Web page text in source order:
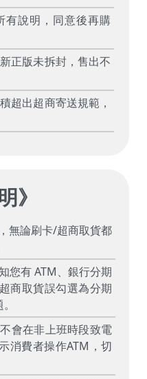
有說明，同意後再購
正版未拆封，售出不
超出超商寄送規範，
》
無論刷卡/超商取貨都
您有 ATM、銀行分期
商取貨誤勾選為分期
會在非上班時段致電
消費者操作ATM，切